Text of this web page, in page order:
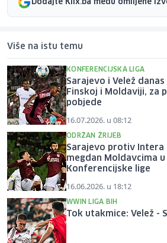
Dodajte Klix.ba među omiljene
Više na istu temu
KONFERENCIJSKA LIGA
Sarajevo i Velež
Finskoj i Moldaviji, za
pobjede
16.07.2026. u 08:12
ODRŽAN ŽRIJEB
Sarajevo protiv Intera
megdan Moldavcima
Konferencijske lige
16.06.2026. u 18:12
WWIN LIGA BIH
Tok utakmice: Velež -